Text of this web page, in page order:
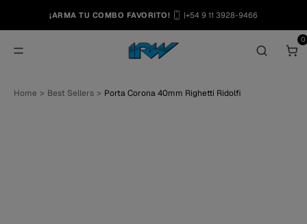
¡ARMA TU COMBO FAVORITO! |+54 9 11 3928-9466
0
Home > Best Sellers > Porta Corona 40mm Righetti Ridolfi